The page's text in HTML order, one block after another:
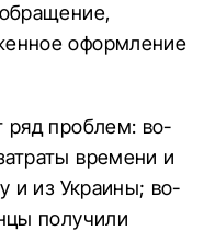
оформление
ряд проблем: во-
времени и
и из Украины; во-
получили